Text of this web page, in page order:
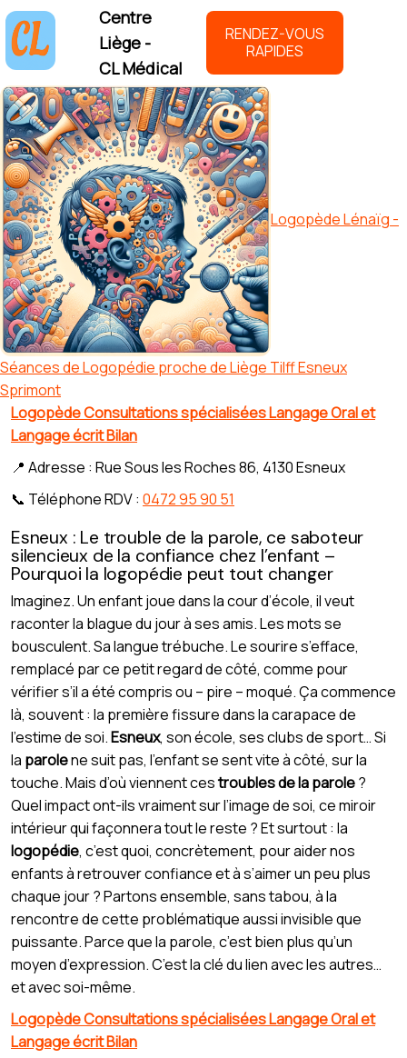
Centre
Liège -
CL Médical
RENDEZ-VOUS
RAPIDES
Logopède Lénaïg -
Séances de Logopédie proche de Liège Tilff Esneux
Sprimont
Logopède Consultations spécialisées Langage Oral et
Langage écrit Bilan
📍 Adresse : Rue Sous les Roches 86, 4130 Esneux
📞 Téléphone RDV : 0472 95 90 51
Esneux : Le trouble de la parole, ce saboteur
silencieux de la confiance chez l’enfant –
Pourquoi la logopédie peut tout changer
Imaginez. Un enfant joue dans la cour d’école, il veut
raconter la blague du jour à ses amis. Les mots se
bousculent. Sa langue trébuche. Le sourire s’efface,
remplacé par ce petit regard de côté, comme pour
vérifier s’il a été compris ou – pire – moqué. Ça commence
là, souvent : la première fissure dans la carapace de
l’estime de soi.Esneux, son école, ses clubs de sport… Si
la parolene suit pas, l’enfant se sent vite à côté, sur la
touche. Mais d’où viennent cestroubles de la parole?
Quel impact ont-ils vraiment sur l’image de soi, ce miroir
intérieur qui façonnera tout le reste ? Et surtout : la
logopédie, c’est quoi, concrètement, pour aider nos
enfants à retrouver confiance et à s’aimer un peu plus
chaque jour ? Partons ensemble, sans tabou, à la
rencontre de cette problématique aussi invisible que
puissante. Parce que la parole, c’est bien plus qu’un
moyen d’expression. C’est la clé du lien avec les autres…
et avec soi-même.
Logopède Consultations spécialisées Langage Oral et
Langage écrit Bilan